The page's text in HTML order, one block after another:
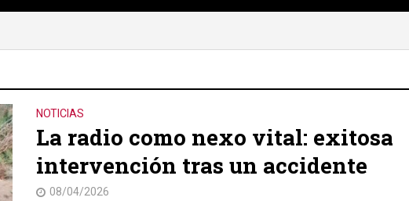
NOTICIAS
La radio como nexo vital: exitosa
intervención tras un accidente
08/04/2026